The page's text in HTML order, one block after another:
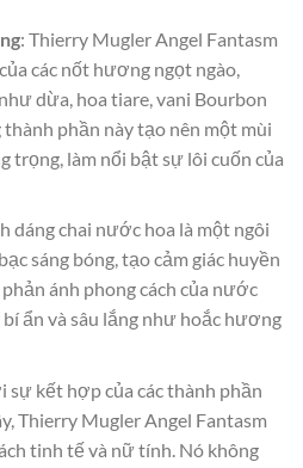
: Thierry Mugler Angel Fantasm
các nốt hương ngọt ngào,
dừa, hoa tiare, vani Bourbon
phần này tạo nên một mùi
trọng, làm nổi bật sự lôi cuốn của
dáng chai nước hoa là một ngôi
sáng bóng, tạo cảm giác huyền
ánh phong cách của nước
ẩn và sâu lắng như hoắc hương
sự kết hợp của các thành phần
Thierry Mugler Angel Fantasm
tinh tế và nữ tính. Nó không